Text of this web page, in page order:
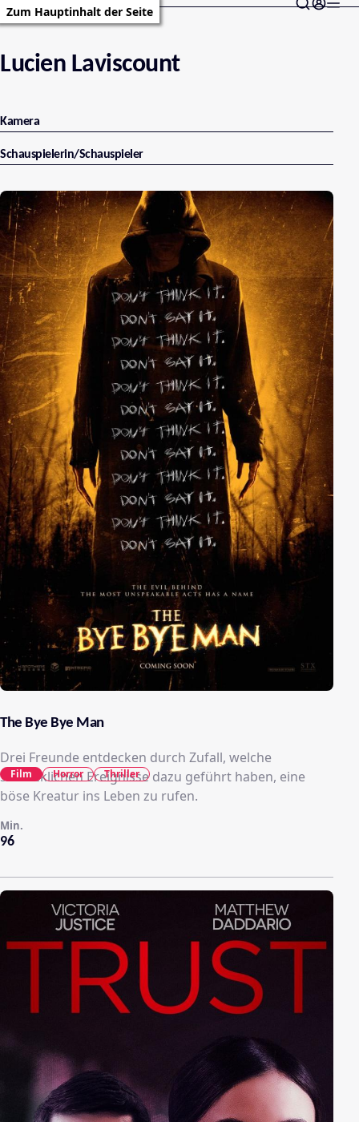
Zum Hauptinhalt der Seite
Lucien Laviscount
Kamera
Schauspielerin/Schauspieler
The Bye Bye Man
Drei Freunde entdecken durch Zufall, welche
schrecklichen Ereignisse dazu geführt haben, eine
böse Kreatur ins Leben zu rufen.
96
Min.
Film Horror Thriller